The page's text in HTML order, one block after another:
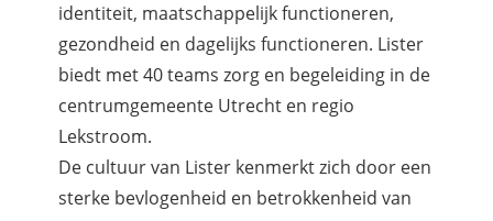
identiteit, maatschappelijk functioneren,
gezondheid en dagelijks functioneren. Lister
biedt met 40 teams zorg en begeleiding in de
centrumgemeente Utrecht en regio
Lekstroom.
De cultuur van Lister kenmerkt zich door een
sterke bevlogenheid en betrokkenheid van